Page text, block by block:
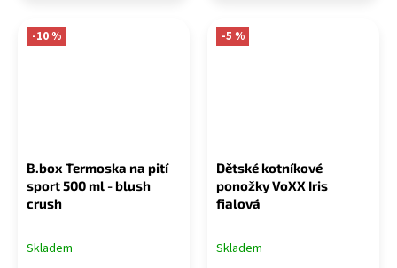
-10 %
B.box Termoska na pití
sport 500 ml - blush
crush
Skladem
-5 %
Dětské kotníkové
ponožky VoXX Iris
fialová
Skladem